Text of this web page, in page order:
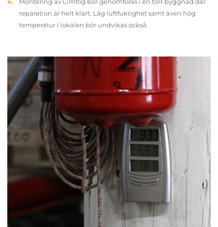
Montering av Limfog bör genomföras i en torr byggnad där
reparation är helt klart. Låg luftfuktighet samt även hög
temperatur i lokalen bör undvikas också.